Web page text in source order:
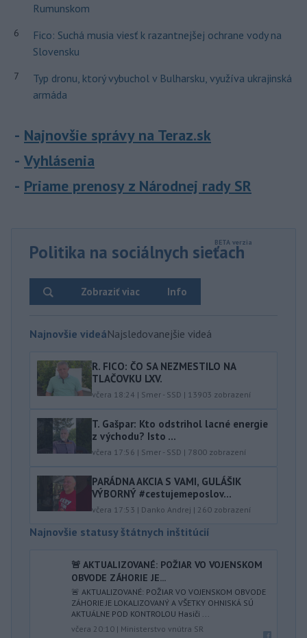
Rumunskom
6
Fico: Suchá musia viesť k razantnejšej ochrane vody na
Slovensku
7
Typ dronu, ktorý vybuchol v Bulharsku, využíva ukrajinská
armáda
Najnovšie správy na Teraz.sk
Vyhlásenia
Priame prenosy z Národnej rady SR
Politika na sociálnych sieťach
Info
Zobraziť viac
Najnovšie videáNajsledovanejšie videá
R. FICO: ČO SA NEZMESTILO NA
TLAČOVKU LXV.
včera 18:24 | Smer - SSD | 13903 zobrazení
T. Gašpar: Kto odstrihol lacné energie
z východu? Isto ...
včera 17:56 | Smer - SSD | 7800 zobrazení
PARÁDNA AKCIA S VAMI, GULÁŠIK
VÝBORNÝ #cestujemeposlov...
včera 17:53 | Danko Andrej | 260 zobrazení
Najnovšie statusy štátnych inštitúcií
🚨 AKTUALIZOVANÉ: POŽIAR VO VOJENSKOM
OBVODE ZÁHORIE JE...
🚨 AKTUALIZOVANÉ: POŽIAR VO VOJENSKOM OBVODE
ZÁHORIE JE LOKALIZOVANÝ A VŠETKY OHNISKÁ SÚ
AKTUÁLNE POD KONTROLOU Hasiči ...
včera 20:10 | Ministerstvo vnútra SR